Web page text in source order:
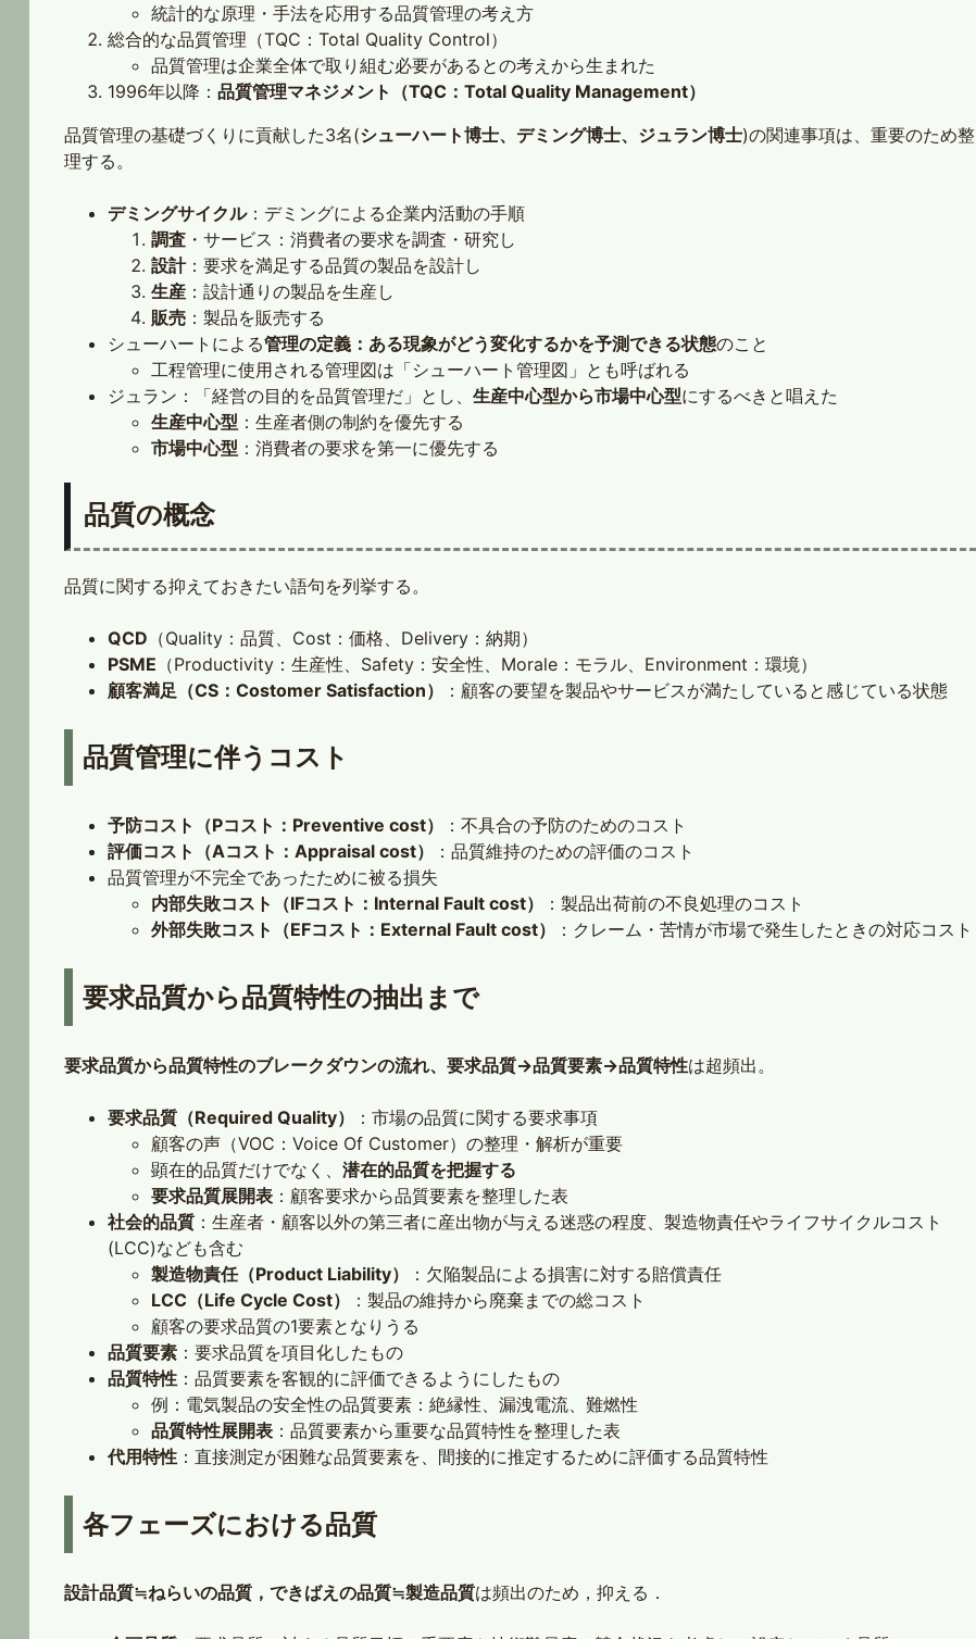
統計的な原理・手法を応用する品質管理の考え方
総合的な品質管理（TQC：Total Quality Control）
品質管理は企業全体で取り組む必要があるとの考えから生まれた
1996年以降：品質管理マネジメント（TQC：Total Quality Management）
品質管理の基礎づくりに貢献した3名(シューハート博士、デミング博士、ジュラン博士)の関連事項は、重要のため整
理する。
デミングサイクル：デミングによる企業内活動の手順
調査 ・サービス：消費者の要求を調査・研究し
設計：要求を満足する品質の製品を設計し
生産 ：設計通りの製品を生産し
販売 ：製品を販売する
シューハートによる管理の定義：ある現象がどう変化するかを予測できる状態のこと
工程管理に使用される管理図は「シューハート管理図」とも呼ばれる
ジュラン：「経営の目的を品質管理だ」とし、生産中心型から市場中心型にするべきと唱えた
生産中心型 ：生産者側の制約を優先する
市場中心型 ：消費者の要求を第一に優先する
品質の概念
品質に関する抑えておきたい語句を列挙する。
QCD （Quality：品質、Cost：価格、Delivery：納期）
PSME （Productivity：生産性、Safety：安全性、Morale：モラル、Environment：環境）
顧客満足（CS：Costomer Satisfaction）
：顧客の要望を製品やサービスが満たしていると感じている状態
品質管理に伴うコスト
予防コスト（Pコスト：Preventive cost）
：不具合の予防のためのコスト
評価コスト（Aコスト：Appraisal cost）
：品質維持のための評価のコスト
品質管理が不完全であったために被る損失
内部失敗コスト（IFコスト：Internal Fault cost）
：製品出荷前の不良処理のコスト
外部失敗コスト（EFコスト：External Fault cost）
：クレーム・苦情が市場で発生したときの対応コスト
要求品質から品質特性の抽出まで
要求品質から品質特性のブレークダウンの流れ、要求品質→品質要素→品質特性は超頻出。
要求品質（Required Quality）
：市場の品質に関する要求事項
顧客の声（VOC：Voice Of Customer）の整理・解析が重要
顕在的品質だけでなく、潜在的品質を把握する
要求品質展開表 ：顧客要求から品質要素を整理した表
社会的品質 ：生産者・顧客以外の第三者に産出物が与える迷惑の程度、製造物責任やライフサイクルコスト
(LCC)なども含む
製造物責任（Product Liability）
：欠陥製品による損害に対する賠償責任
LCC（Life Cycle Cost）
：製品の維持から廃棄までの総コスト
顧客の要求品質の1要素となりうる
品質要素 ：要求品質を項目化したもの
品質特性 ：品質要素を客観的に評価できるようにしたもの
例：電気製品の安全性の品質要素：絶縁性、漏洩電流、難燃性
品質特性展開表 ：品質要素から重要な品質特性を整理した表
代用特性 ：直接測定が困難な品質要素を、間接的に推定するために評価する品質特性
各フェーズにおける品質
設計品質≒ねらいの品質，できばえの品質≒製造品質は頻出のため，抑える．